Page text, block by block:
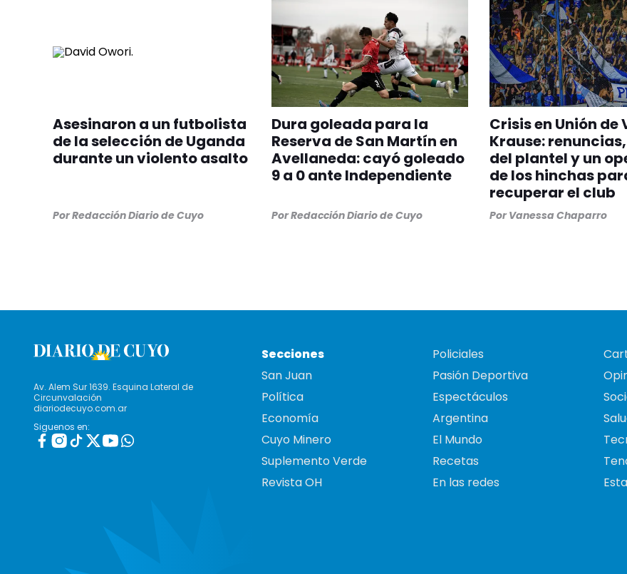
Asesinaron a un futbolista
de la selección de Uganda
durante un violento asalto
PorRedacción Diario de Cuyo
Dura goleada para la
Reserva de San Martín en
Avellaneda: cayó goleado
9 a 0 ante Independiente
PorRedacción Diario de Cuyo
Crisis en Unión de
Krause:
del plantel y un
de los hinchas
recuperar el club
Por Vanessa Chaparro
Av. Alem Sur 1639. Esquina Lateral de
Circunvalación
diariodecuyo.com.ar
Siguenos en:
Secciones
San Juan
Política
Economía
Cuyo Minero
Suplemento Verde
Revista OH
Policiales
Pasión Deportiva
Espectáculos
Argentina
El Mundo
Recetas
En las redes